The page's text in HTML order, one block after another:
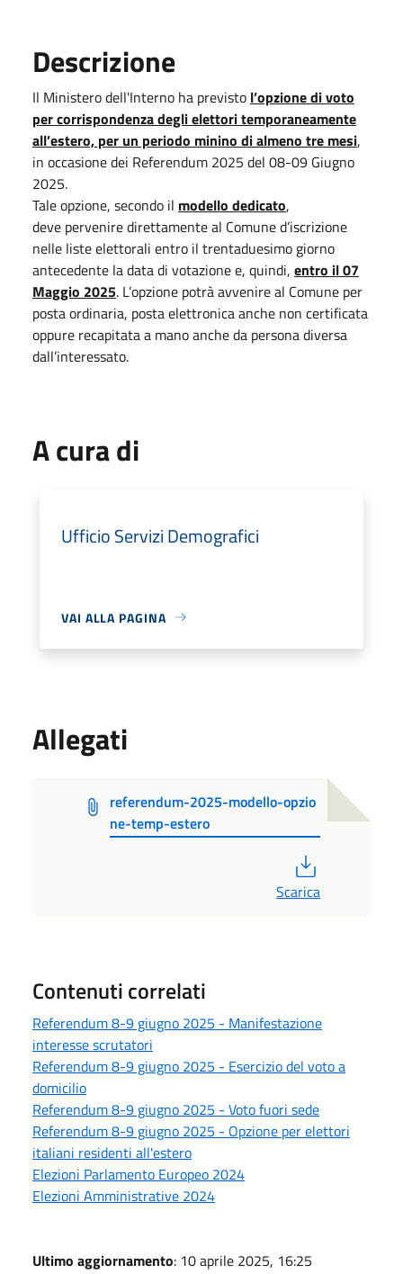
Descrizione
Il Ministero dell'Interno ha previsto l’opzione di voto
per corrispondenza degli elettori temporaneamente
all’estero, per un periodo minino di almeno tre mesi,
in occasione dei Referendum 2025 del 08-09 Giugno
2025.
Tale opzione, secondo il modello dedicato,
deve pervenire direttamente al Comune d’iscrizione
nelle liste elettorali entro il trentaduesimo giorno
antecedente la data di votazione e, quindi, entro il 07
Maggio 2025. L’opzione potrà avvenire al Comune per
posta ordinaria, posta elettronica anche non certificata
oppure recapitata a mano anche da persona diversa
dall’interessato.
A cura di
Ufficio Servizi Demografici
VAI ALLA PAGINA
Allegati
referendum-2025-modello-opzio
ne-temp-estero
Scarica
Contenuti correlati
Referendum 8-9 giugno 2025 - Manifestazione
interesse scrutatori
Referendum 8-9 giugno 2025 - Esercizio del voto a
domicilio
Referendum 8-9 giugno 2025 - Voto fuori sede
Referendum 8-9 giugno 2025 - Opzione per elettori
italiani residenti all'estero
Elezioni Parlamento Europeo 2024
Elezioni Amministrative 2024
Ultimo aggiornamento: 10 aprile 2025, 16:25